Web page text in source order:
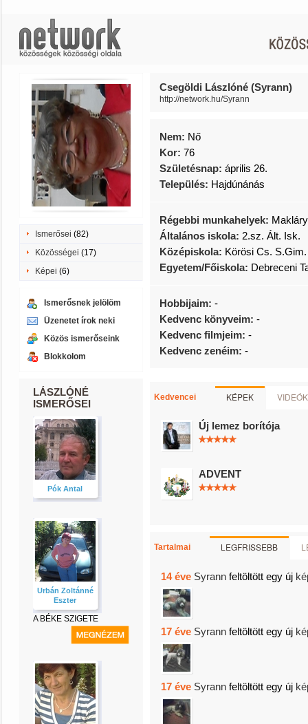
Ismerősei (82)
Közösségei (17)
Képei (6)
Ismerősnek jelölöm
Üzenetet írok neki
Közös ismerőseink
Blokkolom
LÁSZLÓNÉ
ISMERŐSEI
Pók Antal
Urbán Zoltánné
Eszter
A BÉKE SZIGETE
Csegöldi Lászlóné (Syrann)
http://network.hu/Syrann
Nem: Nő
Kor: 76
Születésnap: április 26.
Település: Hajdúnánás
Régebbi munkahelyek:
Általános iskola: 2.sz. Ált. Isk.
Középiskola: Körösi Cs. S.Gim.
Egyetem/Főiskola: Debreceni
Hobbijaim: -
Kedvenc könyveim: -
Kedvenc filmjeim: -
Kedvenc zenéim: -
Kedvencei KÉPEK VIDEÓK
Új lemez borítója
ADVENT
Tartalmai LEGFRISSEBB
14 éve Syrann feltöltött egy új
17 éve Syrann feltöltött egy új
17 éve Syrann feltöltött egy új